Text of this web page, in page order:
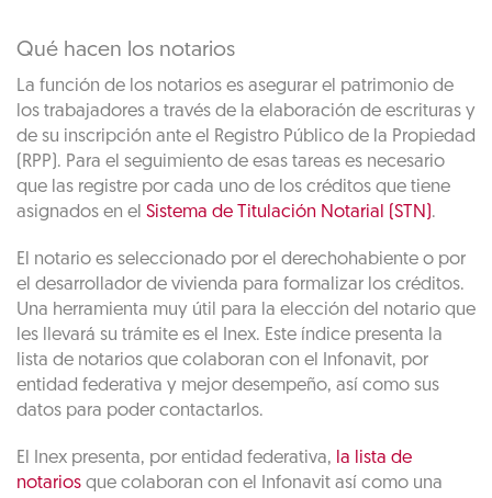
Qué hacen los notarios
La función de los notarios es asegurar el patrimonio de
los trabajadores a través de la elaboración de escrituras y
de su inscripción ante el Registro Público de la Propiedad
(RPP). Para el seguimiento de esas tareas es necesario
que las registre por cada uno de los créditos que tiene
asignados en el Sistema de Titulación Notarial (STN) .
El notario es seleccionado por el derechohabiente o por
el desarrollador de vivienda para formalizar los créditos.
Una herramienta muy útil para la elección del notario que
les llevará su trámite es el Inex. Este índice presenta la
lista de notarios que colaboran con el Infonavit, por
entidad federativa y mejor desempeño, así como sus
datos para poder contactarlos.
El Inex presenta, por entidad federativa, la lista de
notarios que colaboran con el Infonavit así como una